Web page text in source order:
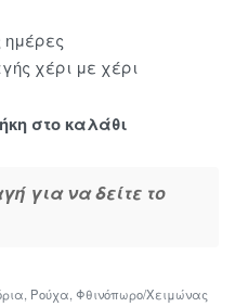
χέρι με χέρι
στο καλάθι
για να δείτε το
Ρούχα Φθινόπωρο/Χειμώνας